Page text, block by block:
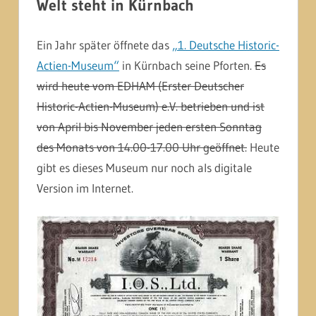
Welt steht in Kürnbach
Ein Jahr später öffnete das „1. Deutsche Historic-
Actien-Museum“ in Kürnbach seine Pforten.Es
wird heute vom EDHAM (Erster Deutscher
Historic-Actien-Museum) e.V. betrieben und ist
von April bis November jeden ersten Sonntag
des Monats von 14.00-17.00 Uhr geöffnet. Heute
gibt es dieses Museum nur noch als digitale
Version im Internet.